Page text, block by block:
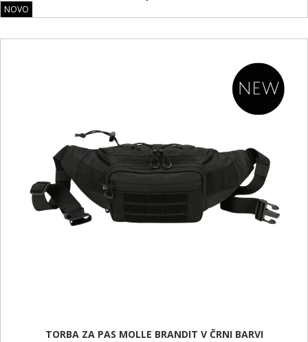
NOVO
TORBA ZA PAS MOLLE BRANDIT V ČRNI BARVI